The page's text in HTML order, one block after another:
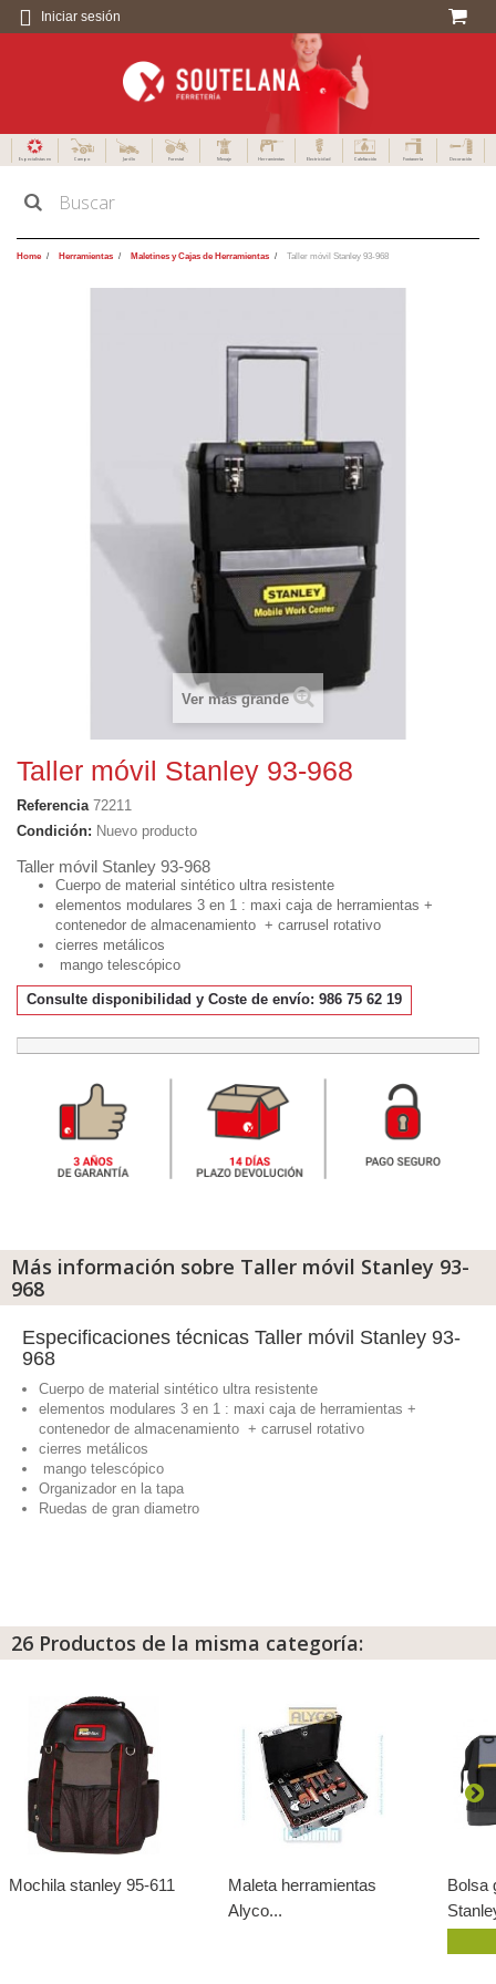
Iniciar sesión
Especialistas en Campo Jardín Forestal Menaje Herramientas Electricidad Calefacción Fontanería Decoración
Home Herramientas Maletines y Cajas de Herramientas Taller móvil Stanley 93-968
Ver más grande
Taller móvil Stanley 93-968
Referencia 72211
Condición: Nuevo producto
Taller móvil Stanley 93-968
Cuerpo de material sintético ultra resistente
elementos modulares 3 en 1 : maxi caja de herramientas +
contenedor de almacenamiento + carrusel rotativo
cierres metálicos
mango telescópico
Consulte disponibilidad y Coste de envío: 986 75 62 19
Más información sobre Taller móvil Stanley 93-
968
Especificaciones técnicas Taller móvil Stanley 93-
968
Cuerpo de material sintético ultra resistente
elementos modulares 3 en 1 : maxi caja de herramientas +
contenedor de almacenamiento + carrusel rotativo
cierres metálicos
mango telescópico
Organizador en la tapa
Ruedas de gran diametro
26 Productos de la misma categoría:
Mochila stanley 95-611
Maleta herramientas
Alyco...
Bolsa